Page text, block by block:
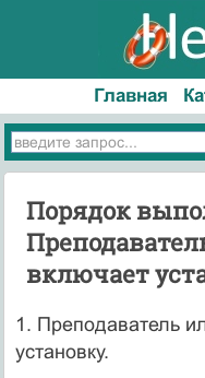
Главная
Порядок
включает
1. Преподаватель
установку.